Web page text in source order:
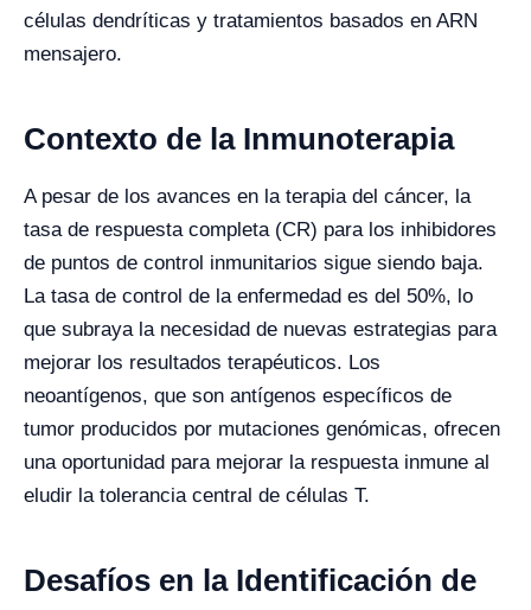
células dendríticas y tratamientos basados en ARN
mensajero.
Contexto de la Inmunoterapia
A pesar de los avances en la terapia del cáncer, la
tasa de respuesta completa (CR) para los inhibidores
de puntos de control inmunitarios sigue siendo baja.
La tasa de control de la enfermedad es del 50%, lo
que subraya la necesidad de nuevas estrategias para
mejorar los resultados terapéuticos. Los
neoantígenos, que son antígenos específicos de
tumor producidos por mutaciones genómicas, ofrecen
una oportunidad para mejorar la respuesta inmune al
eludir la tolerancia central de células T.
Desafíos en la Identificación de